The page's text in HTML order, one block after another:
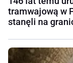
tramwajową w
stanęli na